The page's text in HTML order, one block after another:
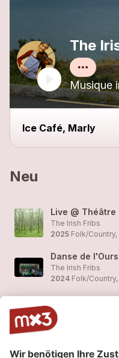
The
Musique
Ice Café, Marly
Neu
The Irish Fribs
2025 Folk/Country,
Danse de
The Irish Fribs
2024 Folk/
The Irish Fribs
2024